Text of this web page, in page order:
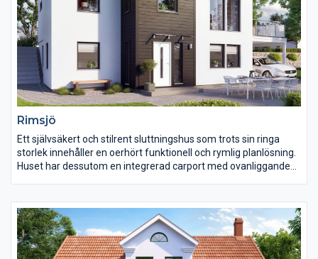
Rimsjö
Ett självsäkert och stilrent sluttningshus som trots sin ringa
storlek innehåller en oerhört funktionell och rymlig planlösning.
Huset har dessutom en integrerad carport med ovanliggande